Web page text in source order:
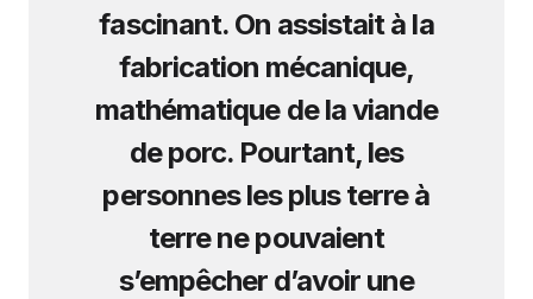
fascinant. On assistait à la
fabrication mécanique,
mathématique de la viande
de porc. Pourtant, les
personnes les plus terre à
terre ne pouvaient
s’empêcher d’avoir une